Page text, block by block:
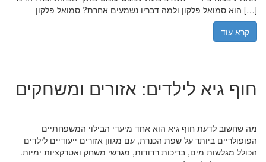
הוא סמואל פלקון ולמה דבריו נשמעים אחרת? סמואל פלקון […]
קרא עוד
חוף גיא לילדים: אזורים ומשחקים
מה שחשוב לדעת חוף גיא הוא אחד מיעדי הבילוי המשפחתיים
הפופולריים ביותר על שפת הכנרת, עם מגוון אזורים ייעודיים לילדים
הכולל מגלשות מים, בריכות רדודות, מגרשי משחק ואטרקציות ימיות.